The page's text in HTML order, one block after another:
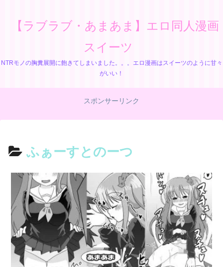
【ラブラブ・あまあま】エロ同人漫画
スイーツ
NTRモノの胸糞展開に飽きてしまいました。。。エロ漫画はスイーツのように甘々
がいい！
スポンサーリンク
ふぁーすとのーつ